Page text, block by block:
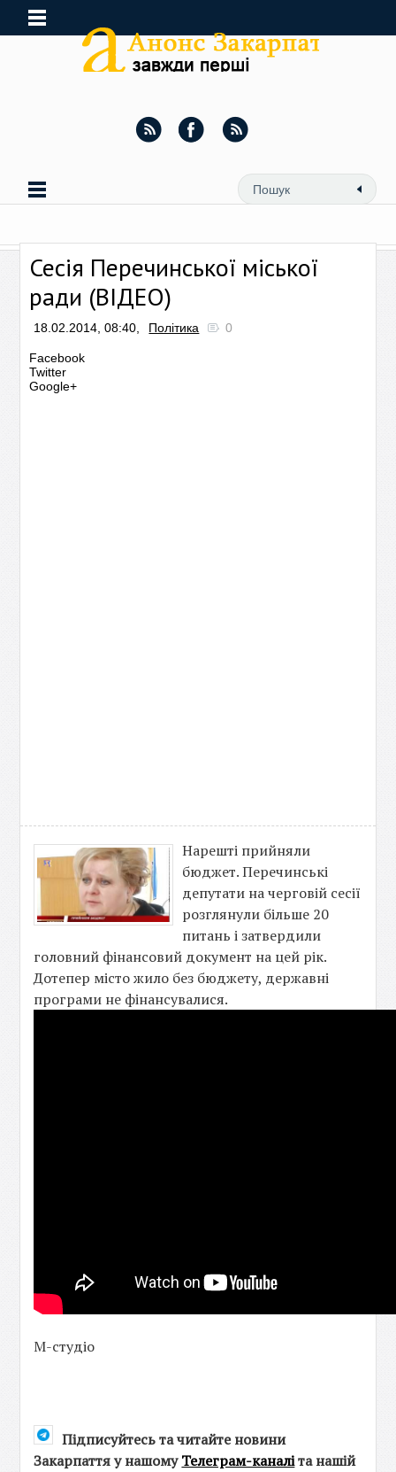
Сесія Перечинської міської
ради (ВІДЕО)
18.02.2014, 08:40, Політика 0
Facebook
Twitter
Google+
Нарешті прийняли
бюджет. Перечинські
депутати на черговій сесії
розглянули більше 20
питань і затвердили
головний фінансовий документ на цей рік.
Дотепер місто жило без бюджету, державні
програми не фінансувалися.
М-студіо
Підписуйтесь та читайте новини
Закарпаття у нашомуТелеграм-каналіта нашій